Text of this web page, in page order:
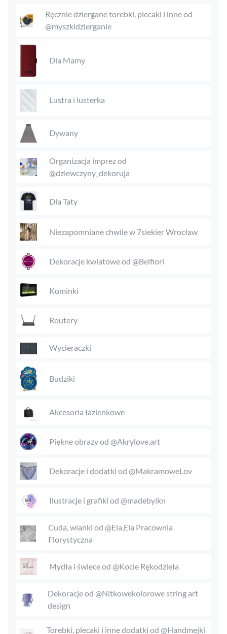
Ręcznie dziergane torebki, plecaki i inne od
@myszkidzierganie
Dla Mamy
Lustra i lusterka
Dywany
Organizacja imprez od
@dziewczyny_dekoruja
Dla Taty
Niezapomniane chwile w 7siekier Wrocław
Dekoracje kwiatowe od @Belfiori
Kominki
Routery
Wycieraczki
Budziki
Akcesoria łazienkowe
Piękne obrazy od @Akrylove.art
Dekoracje i dodatki od @MakramoweLov
Ilustracje i grafiki od @madebyikn
Cuda, wianki od @Ela,Ela Pracownia
Florystyczna
Mydła i świece od @Kocie Rękodzieła
Dekoracje od @Nitkowekolorowe string art
design
Torebki, plecaki i inne dodatki od @Handmejki